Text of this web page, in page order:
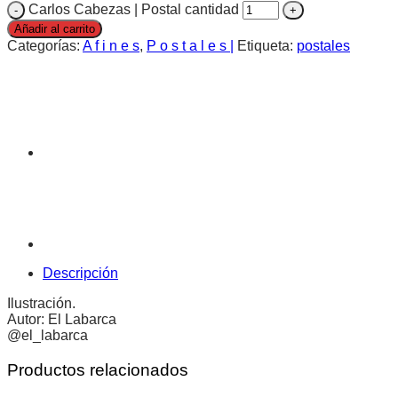
Carlos Cabezas | Postal cantidad
Añadir al carrito
Categorías: A f i n e s, P o s t a l e s | Etiqueta: postales
Descripción
Ilustración.
Autor: El Labarca
@el_labarca
Productos relacionados